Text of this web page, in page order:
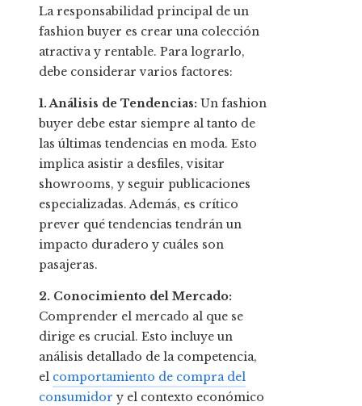
La responsabilidad principal de un
fashion buyer es crear una colección
atractiva y rentable. Para lograrlo,
debe considerar varios factores:
1. Análisis de Tendencias: Un fashion
buyer debe estar siempre al tanto de
las últimas tendencias en moda. Esto
implica asistir a desfiles, visitar
showrooms, y seguir publicaciones
especializadas. Además, es crítico
prever qué tendencias tendrán un
impacto duradero y cuáles son
pasajeras.
2. Conocimiento del Mercado:
Comprender el mercado al que se
dirige es crucial. Esto incluye un
análisis detallado de la competencia,
el comportamiento de compra del
consumidor y el contexto económico